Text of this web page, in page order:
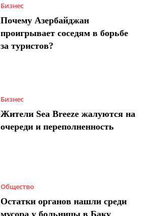
Бизнес
Почему Азербайджан
проигрывает соседям в борьбе
за туристов?
Бизнес
Жители Sea Breeze жалуются на
очереди и переполненность
Общество
Остатки органов нашли среди